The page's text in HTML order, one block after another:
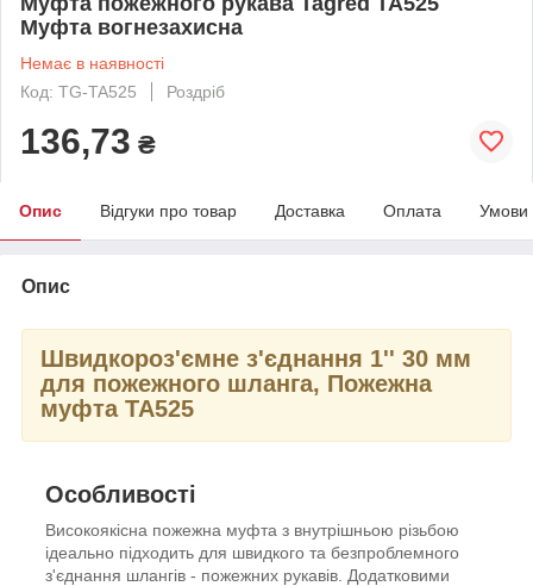
Муфта вогнезахисна
Немає в наявності
Код: TG-TA525
Роздріб
136,73 ₴
Опис Відгуки про товар Доставка Оплата Умови
Опис
Швидкороз'ємне з'єднання 1'' 30 мм
для пожежного шланга, Пожежна
муфта TA525
Особливості
Високоякісна пожежна муфта з внутрішньою різьбою
ідеально підходить для швидкого та безпроблемного
з'єднання шлангів - пожежних рукавів. Додатковими